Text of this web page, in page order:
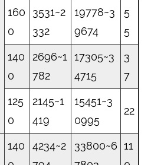
160
0
3531~2
332
19778~3
9674
5
5
140
0
2696~1
782
17305~3
4715
3
7
125
0
2145~1
419
15451~3
0995
22
140
4234~2
33800~6 11